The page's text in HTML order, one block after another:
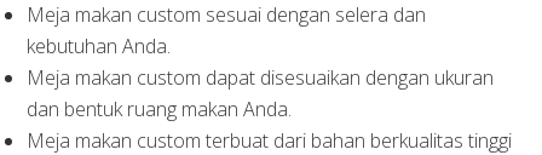
Meja makan custom sesuai dengan selera dan
kebutuhan Anda.
Meja makan custom dapat disesuaikan dengan ukuran
dan bentuk ruang makan Anda.
Meja makan custom terbuat dari bahan berkualitas tinggi